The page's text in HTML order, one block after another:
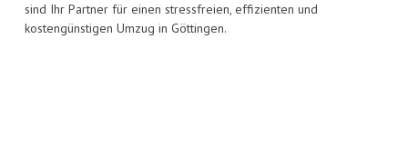
sind Ihr Partner für einen stressfreien, effizienten und
kostengünstigen Umzug in Göttingen.